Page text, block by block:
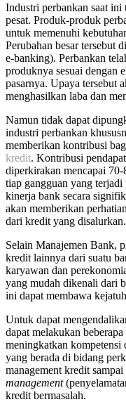
Industri perbankan saat ini
pesat. Produk-produk
untuk memenuhi
Perubahan besar tersebut
e-banking). Perbankan
produknya sesuai dengan
pasarnya. Upaya tersebut
menghasilkan laba dan
Namun tidak dapat
industri perbankan
memberikan kontribusi
kredit. Kontribusi
diperkirakan mencapai
tiap gangguan yang terjadi
kinerja bank secara
akan memberikan
dari kredit yang disalurkan.
Selain Manajemen Bank,
kredit lainnya dari suatu
karyawan dan
yang mudah dikenali dari
ini dapat membawa
Untuk dapat
dapat melakukan
meningkatkan kompetensi
yang berada di bidang
management kredit sampai
management
kredit bermasalah.